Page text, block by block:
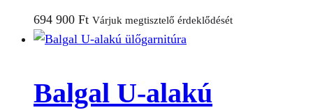
694 900 Ft Várjuk megtisztelő érdeklődését
Balgal U-alakú